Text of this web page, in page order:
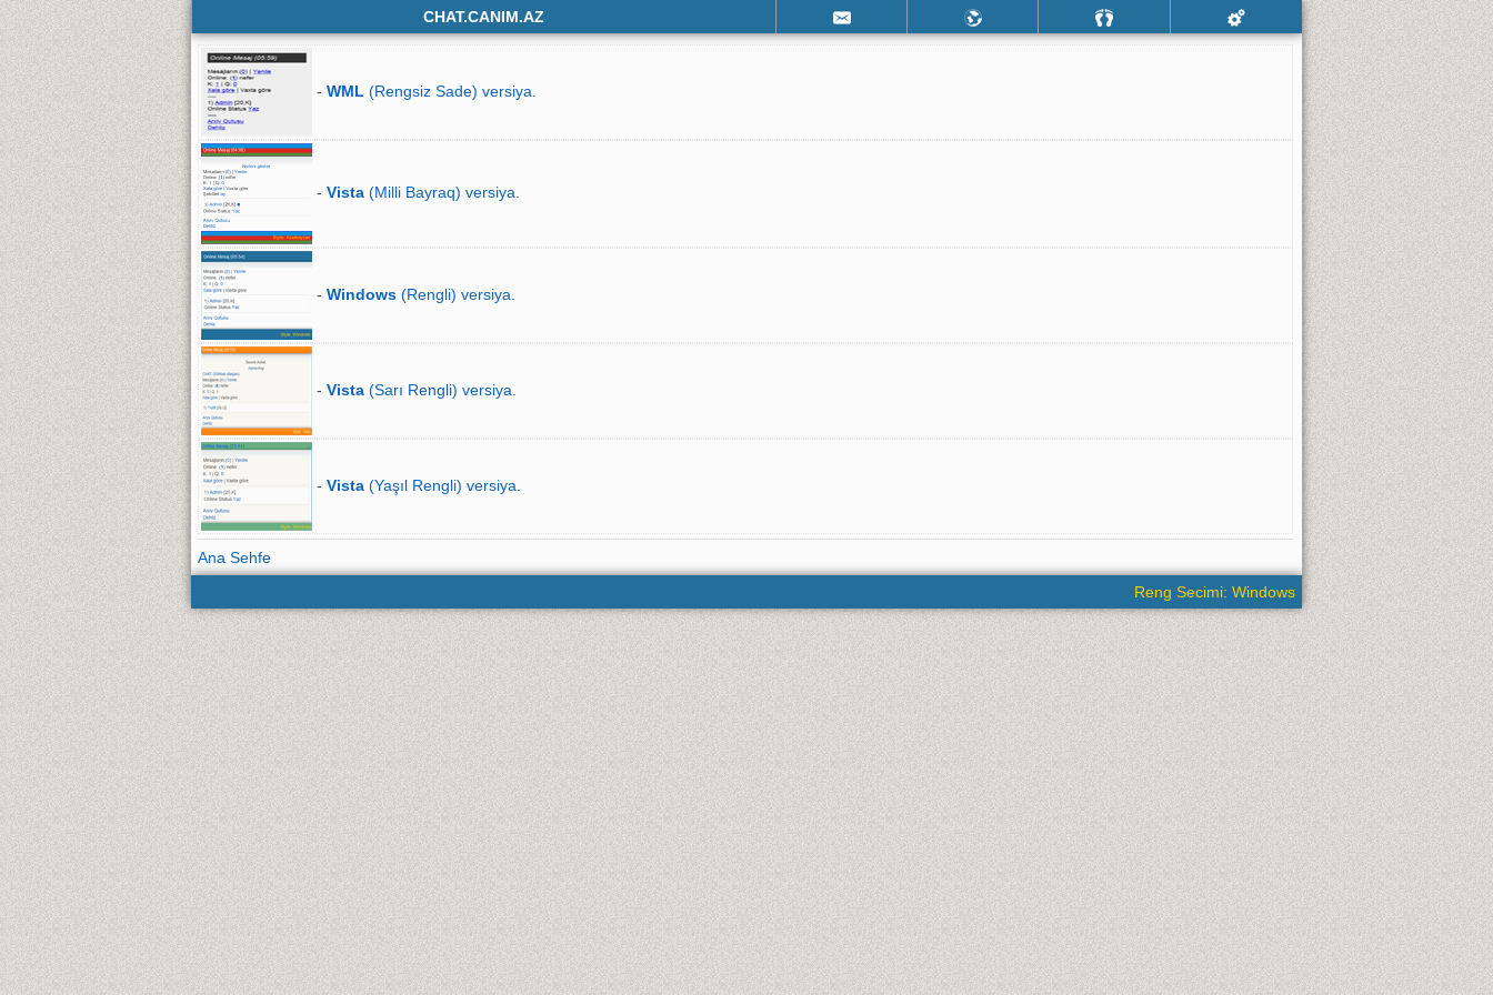
CHAT.CANIM.AZ
- WML (Rengsiz Sade) versiya.
- Vista (Milli Bayraq) versiya.
- Windows (Rengli) versiya.
- Vista (Sarı Rengli) versiya.
- Vista (Yaşıl Rengli) versiya.
Ana Sehfe
Reng Secimi: Windows